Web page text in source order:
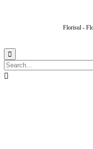
Florisul -

